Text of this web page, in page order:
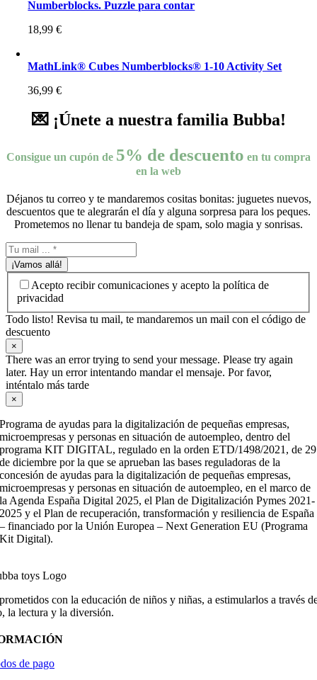
Numberblocks. Puzzle para contar
18,99€
MathLink® Cubes Numberblocks® 1-10 Activity Set
36,99€
💌 ¡Únete a nuestra familia Bubba!
Consigue un cupón de 5% de descuento en tu compra
en la web
Déjanos tu correo y te mandaremos cositas bonitas: juguetes nuevos,
descuentos que te alegrarán el día y alguna sorpresa para los peques.
Prometemos no llenar tu bandeja de spam, solo magia y sonrisas.
¡Vamos allá!
Acepto recibir comunicaciones y acepto la política de
privacidad
Todo listo! Revisa tu mail, te mandaremos un mail con el código de
descuento
×
There was an error trying to send your message. Please try again
later. Hay un error intentando mandar el mensaje. Por favor,
inténtalo más tarde
×
Programa de ayudas para la digitalización de pequeñas empresas,
microempresas y personas en situación de autoempleo, dentro del
programa KIT DIGITAL, regulado en la orden ETD/1498/2021, de 29
de diciembre por la que se aprueban las bases reguladoras de la
concesión de ayudas para la digitalización de pequeñas empresas,
microempresas y personas en situación de autoempleo, en el marco de
la Agenda España Digital 2025, el Plan de Digitalización Pymes 2021-
2025 y el Plan de recuperación, transformación y resiliencia de España
– financiado por la Unión Europea – Next Generation EU (Programa
Kit Digital).
con la educación de niños y niñas, a estimularlos a través
la lectura y la diversión.
de pago